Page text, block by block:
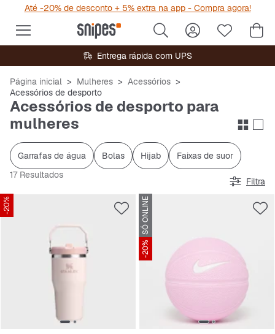
Até -20% de desconto + 5% extra na app - Compra agora!
Entrega rápida com UPS
Página inicial Mulheres
Acessórios
Acessórios de desporto
Acessórios de desporto para
mulheres
Garrafas de água Bolas Hijab
Faixas de suor
17 Resultados
Filtra
-20% SÓ ONLINE
-20%